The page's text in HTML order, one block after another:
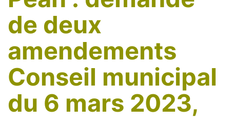
de deux
amendements
Conseil municipal
du 6 mars 2023,